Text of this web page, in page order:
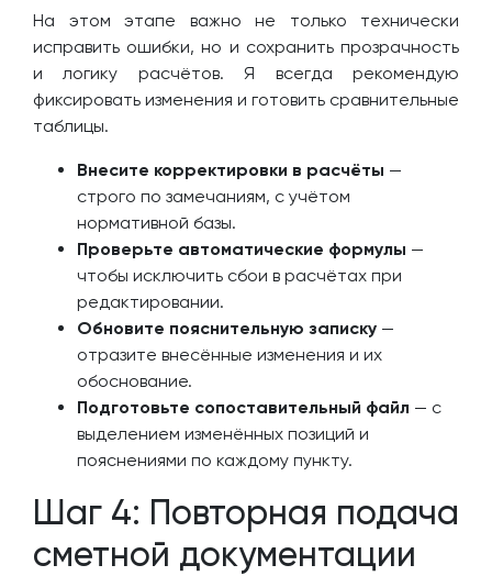
На этом этапе важно не только технически
исправить ошибки, но и сохранить прозрачность
и логику расчётов. Я всегда рекомендую
фиксировать изменения и готовить сравнительные
таблицы.
Внесите корректировки в расчёты —
строго по замечаниям, с учётом
нормативной базы.
Проверьте автоматические формулы —
чтобы исключить сбои в расчётах при
редактировании.
Обновите пояснительную записку —
отразите внесённые изменения и их
обоснование.
Подготовьте сопоставительный файл — с
выделением изменённых позиций и
пояснениями по каждому пункту.
Шаг 4: Повторная подача
сметной документации